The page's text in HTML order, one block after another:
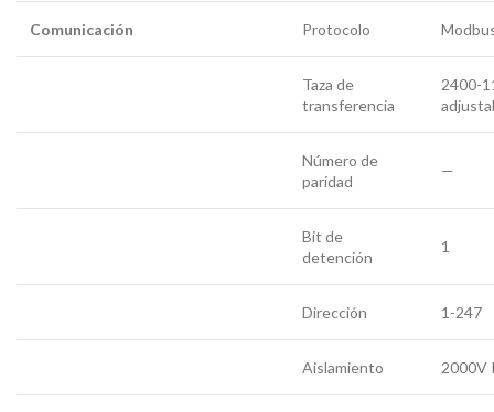
Comunicación Protocolo
Taza de
transferencia
2400-
Número de
paridad
—
Bit de
detención
1
Dirección 1-247
Aislamiento 2000V